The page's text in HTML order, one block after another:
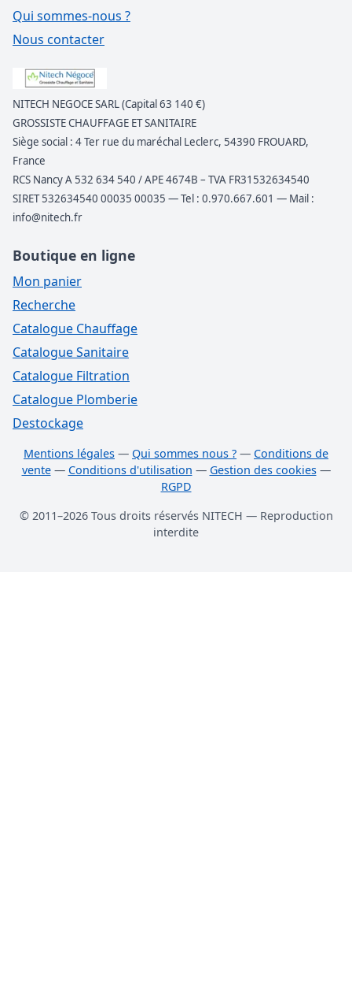
Qui sommes-nous ?
Nous contacter
NITECH NEGOCE SARL (Capital 63 140 €)
GROSSISTE CHAUFFAGE ET SANITAIRE
Siège social : 4 Ter rue du maréchal Leclerc, 54390 FROUARD,
France
RCS Nancy A 532 634 540 / APE 4674B – TVA FR31532634540
SIRET 532634540 00035 00035 — Tel : 0.970.667.601 — Mail :
info@nitech.fr
Boutique en ligne
Mon panier
Recherche
Catalogue Chauffage
Catalogue Sanitaire
Catalogue Filtration
Catalogue Plomberie
Destockage
Mentions légales — Qui sommes nous ? — Conditions de
vente— Conditions d'utilisation — Gestion des cookies—
RGPD
© 2011–2026 Tous droits réservés NITECH — Reproduction
interdite